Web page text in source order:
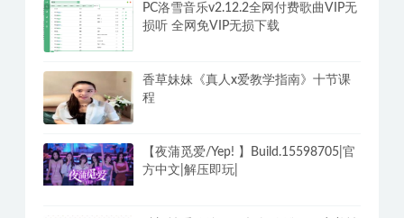
PC洛雪音乐v2.12.2全网付费歌曲VIP无
损听 全网免VIP无损下载
香草妹妹《真人x爱教学指南》十节课
程
【夜蒲觅爱/Yep! 】Build.15598705|官
方中文|解压即玩|